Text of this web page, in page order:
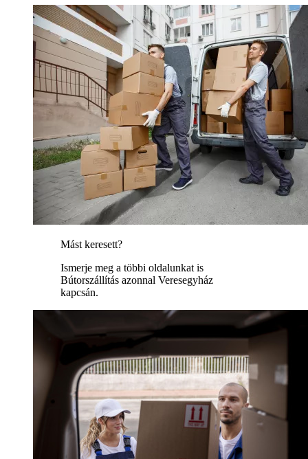
Mást keresett?
Ismerje meg a többi oldalunkat is
Bútorszállítás azonnal Veresegyház
kapcsán.